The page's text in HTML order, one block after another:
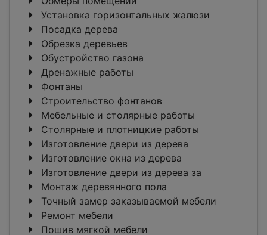
Установка горизонтальных жалюзи
Посадка дерева
Обрезка деревьев
Обустройство газона
Дренажные работы
Фонтаны
Строительство фонтанов
Мебельные и столярные работы
Столярные и плотницкие работы
Изготовление двери из дерева
Изготовление окна из дерева
Изготовление двери из дерева за
Монтаж деревянного пола
Точный замер заказываемой мебели
Ремонт мебели
Пошив мягкой мебели